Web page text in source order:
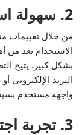
2. سهولة استخدام التطبيق
من خلال تقييمات
الاستخدام تعد من
بشكل كبير. يتيح
البريد
واجهة مستخدم
3. تجربة اجتماعية ممتعة